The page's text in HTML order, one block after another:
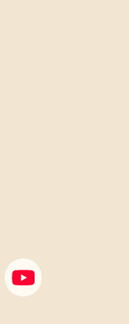
TikTok
SDP Youtube